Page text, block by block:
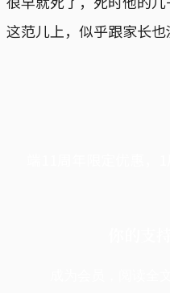
这范儿上，似乎跟家长也